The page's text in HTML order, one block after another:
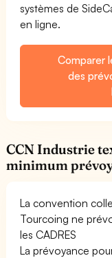
systèmes de
en ligne.
Comparer
des
CCN Industrie
minimum
La convention
Tourcoing ne
les CADRES
La prévoyance